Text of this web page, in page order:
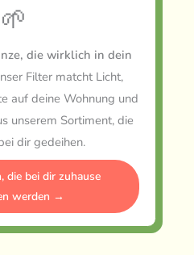
🌱
die wirklich in dein
Filter matcht Licht,
auf deine Wohnung und
unserem Sortiment, die
dir gedeihen.
die bei dir zuhause
werden →